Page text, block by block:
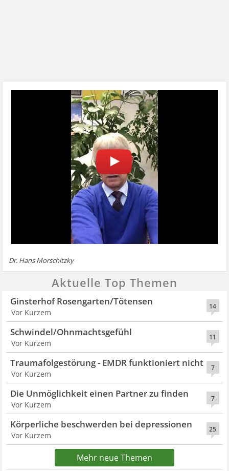
Dr. Hans Morschitzky
Aktuelle Top Themen
14
Ginsterhof Rosengarten/Tötensen
Vor Kurzem
11
Schwindel/Ohnmachtsgefühl
Vor Kurzem
7
Traumafolgestörung - EMDR funktioniert nicht
Vor Kurzem
7
Die Unmöglichkeit einen Partner zu finden
Vor Kurzem
25
Körperliche beschwerden bei depressionen
Vor Kurzem
Mehr neue Themen